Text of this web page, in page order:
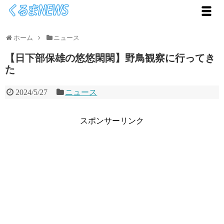
ホーム ニュース
【日下部保雄の悠悠閑閑】野鳥観察に行ってき
た
2024/5/27 ニュース
スポンサーリンク